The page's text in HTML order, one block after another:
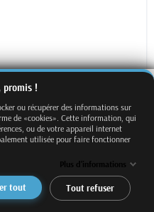
offerte
9×19 pcc
promis !
ou récupérer des informations sur
de «cookies». Cette information, qui
ou de votre appareil internet
utilisée pour faire fonctionner
Plus d'informations
tout Tout refuser